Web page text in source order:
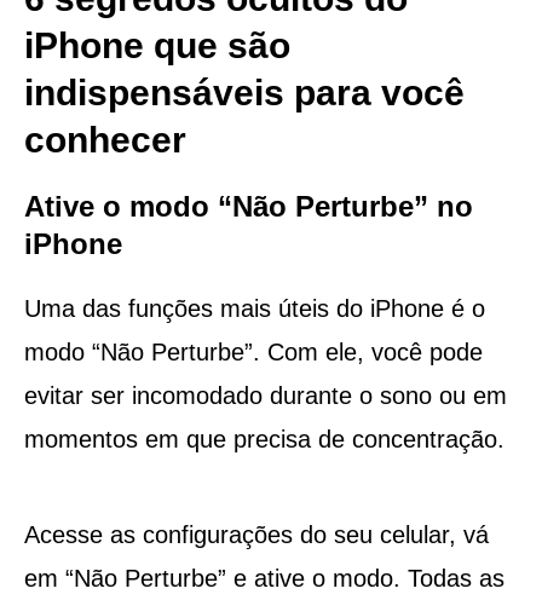
iPhone que são
indispensáveis para você
conhecer
Ative o modo “Não Perturbe” no
iPhone
Uma das funções mais úteis do iPhone é o
modo “Não Perturbe”. Com ele, você pode
evitar ser incomodado durante o sono ou em
momentos em que precisa de concentração.
Acesse as configurações do seu celular, vá
em “Não Perturbe” e ative o modo. Todas as